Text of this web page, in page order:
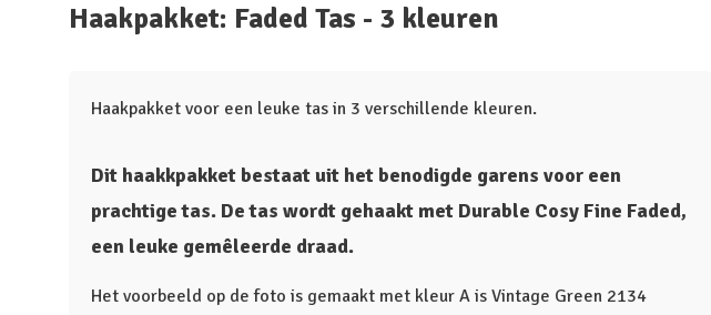
Haakpakket: Faded Tas - 3 kleuren
Haakpakket voor een leuke tas in 3 verschillende kleuren.
Dit haakkpakket bestaat uit het benodigde garens voor een
prachtige tas. De tas wordt gehaakt met Durable Cosy Fine Faded,
een leuke gemêleerde draad.
Het voorbeeld op de foto is gemaakt met kleur A is Vintage Green 2134